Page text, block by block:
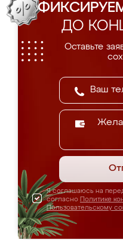
ДО
Оставьте
Я соглашаюсь на
согласно Политике
Пользовательскому